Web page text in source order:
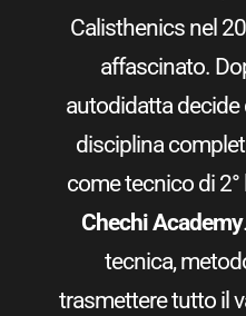
Calisthenics nel
affascinato.
autodidatta decide
disciplina
come tecnico di
Chechi Academy
tecnica,
trasmettere tutto il